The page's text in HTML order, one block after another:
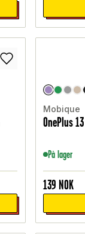
Mobique
OnePlus
På lager
139 NOK